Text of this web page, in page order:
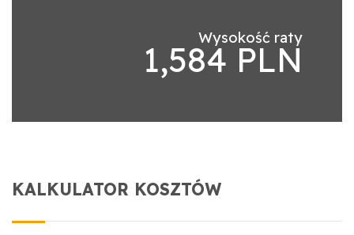
Wysokość raty
1,584 PLN
KALKULATOR KOSZTÓW